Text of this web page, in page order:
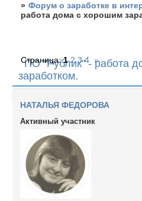
» Форум о заработке в
работа дома с хорошим
ПО "Рублик" - работа
заработком.
Страница:1 2 3 4 »
НАТАЛЬЯ ФЕДОРОВА
Активный участник